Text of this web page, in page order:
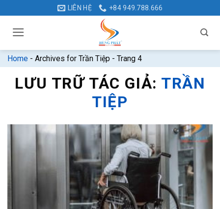
dung
LIÊN HỆ +84 949.788.666
Home - Archives for Trần Tiệp - Trang 4
LƯU TRỮ TÁC GIẢ: TRẦN
TIỆP